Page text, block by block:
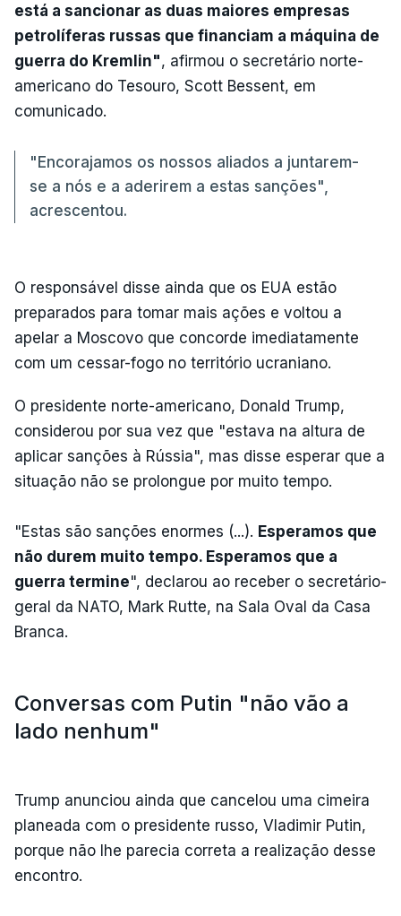
está a sancionar as duas maiores empresas
petrolíferas russas que financiam a máquina de
guerra do Kremlin", afirmou o secretário norte-
americano do Tesouro, Scott Bessent, em
comunicado.
"Encorajamos os nossos aliados a juntarem-
se a nós e a aderirem a estas sanções",
acrescentou.
O responsável disse ainda que os EUA estão
preparados para tomar mais ações e voltou a
apelar a Moscovo que concorde imediatamente
com um cessar-fogo no território ucraniano.
O presidente norte-americano, Donald Trump,
considerou por sua vez que "estava na altura de
aplicar sanções à Rússia", mas disse esperar que a
situação não se prolongue por muito tempo.
"Estas são sanções enormes (...). Esperamos que
não durem muito tempo. Esperamos que a
guerra termine", declarou ao receber o secretário-
geral da NATO, Mark Rutte, na Sala Oval da Casa
Branca.
Conversas com Putin "não vão a
lado nenhum"
Trump anunciou ainda que cancelou uma cimeira
planeada com o presidente russo, Vladimir Putin,
porque não lhe parecia correta a realização desse
encontro.